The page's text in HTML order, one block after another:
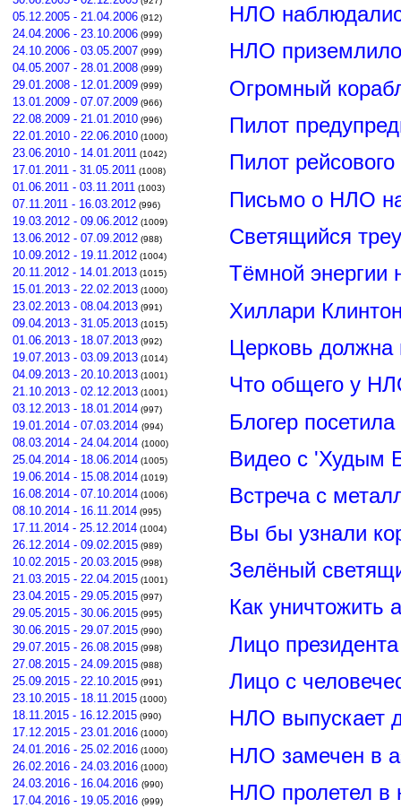
05.12.2005 - 21.04.2006 (912)
24.04.2006 - 23.10.2006 (999)
24.10.2006 - 03.05.2007 (999)
04.05.2007 - 28.01.2008 (999)
29.01.2008 - 12.01.2009 (999)
13.01.2009 - 07.07.2009 (966)
22.08.2009 - 21.01.2010 (996)
22.01.2010 - 22.06.2010 (1000)
23.06.2010 - 14.01.2011 (1042)
17.01.2011 - 31.05.2011 (1008)
01.06.2011 - 03.11.2011 (1003)
07.11.2011 - 16.03.2012 (996)
19.03.2012 - 09.06.2012 (1009)
13.06.2012 - 07.09.2012 (988)
10.09.2012 - 19.11.2012 (1004)
20.11.2012 - 14.01.2013 (1015)
15.01.2013 - 22.02.2013 (1000)
23.02.2013 - 08.04.2013 (991)
09.04.2013 - 31.05.2013 (1015)
01.06.2013 - 18.07.2013 (992)
19.07.2013 - 03.09.2013 (1014)
04.09.2013 - 20.10.2013 (1001)
21.10.2013 - 02.12.2013 (1001)
03.12.2013 - 18.01.2014 (997)
19.01.2014 - 07.03.2014 (994)
08.03.2014 - 24.04.2014 (1000)
25.04.2014 - 18.06.2014 (1005)
19.06.2014 - 15.08.2014 (1019)
16.08.2014 - 07.10.2014 (1006)
08.10.2014 - 16.11.2014 (995)
17.11.2014 - 25.12.2014 (1004)
26.12.2014 - 09.02.2015 (989)
10.02.2015 - 20.03.2015 (998)
21.03.2015 - 22.04.2015 (1001)
23.04.2015 - 29.05.2015 (997)
29.05.2015 - 30.06.2015 (995)
30.06.2015 - 29.07.2015 (990)
29.07.2015 - 26.08.2015 (998)
27.08.2015 - 24.09.2015 (988)
25.09.2015 - 22.10.2015 (991)
23.10.2015 - 18.11.2015 (1000)
18.11.2015 - 16.12.2015 (990)
17.12.2015 - 23.01.2016 (1000)
24.01.2016 - 25.02.2016 (1000)
26.02.2016 - 24.03.2016 (1000)
24.03.2016 - 16.04.2016 (990)
17.04.2016 - 19.05.2016 (999)
НЛО
НЛО
Огромный
Пилот
Пилот
Письмо о НЛО
Светящийся
Тёмной энергии
Хиллари
Церковь должна
Что общего у
Блогер
Видео с 'Худым
Встреча с
Вы бы узнали
Зелёный
Как уничтожить
Лицо
Лицо с
НЛО выпускает
НЛО замечен в
НЛО пролетел в